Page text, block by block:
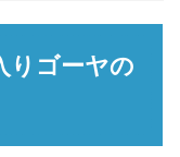
りゴーヤの